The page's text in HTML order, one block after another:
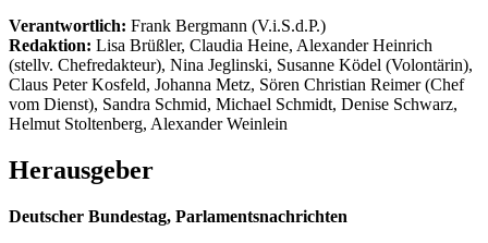
Verantwortlich: Frank Bergmann (V.i.S.d.P.)
Redaktion: Lisa Brüßler, Claudia Heine, Alexander Heinrich
(stellv. Chefredakteur), Nina Jeglinski, Susanne Ködel (Volontärin),
Claus Peter Kosfeld, Johanna Metz, Sören Christian Reimer (Chef
vom Dienst), Sandra Schmid, Michael Schmidt, Denise Schwarz,
Helmut Stoltenberg, Alexander Weinlein
Herausgeber
Deutscher Bundestag, Parlamentsnachrichten